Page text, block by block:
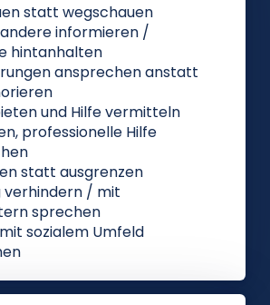
statt wegschauen
informieren /
hintanhalten
ansprechen anstatt
und Hilfe vermitteln
professionelle Hilfe
statt ausgrenzen
verhindern / mit
sprechen
sozialem Umfeld